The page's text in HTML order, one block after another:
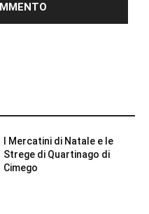
I Mercatini di Natale e le
Strege di Quartinago di
Cimego